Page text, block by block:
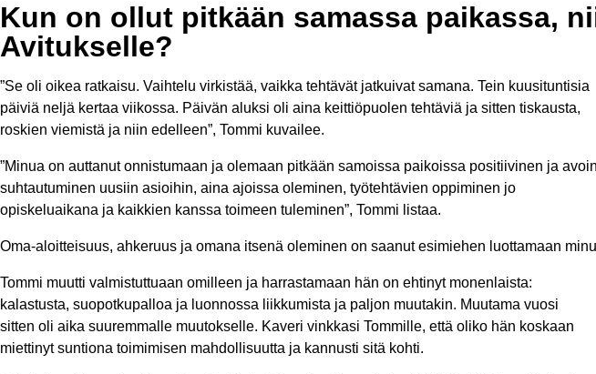
Kun on ollut pitkään samassa paikassa,
Avitukselle?
”Se oli oikea ratkaisu. Vaihtelu virkistää, vaikka tehtävät jatkuivat samana. Tein kuusituntisia
päiviä neljä kertaa viikossa. Päivän aluksi oli aina keittiöpuolen tehtäviä ja sitten tiskausta,
roskien viemistä ja niin edelleen”, Tommi kuvailee.
”Minua on auttanut onnistumaan ja olemaan pitkään samoissa paikoissa positiivinen ja avoin
suhtautuminen uusiin asioihin, aina ajoissa oleminen, työtehtävien oppiminen jo
opiskeluaikana ja kaikkien kanssa toimeen tuleminen”, Tommi listaa.
Oma-aloitteisuus, ahkeruus ja omana itsenä oleminen on saanut esimiehen luottamaan
Tommi muutti valmistuttuaan omilleen ja harrastamaan hän on ehtinyt monenlaista:
kalastusta, suopotkupalloa ja luonnossa liikkumista ja paljon muutakin. Muutama vuosi
sitten oli aika suuremmalle muutokselle. Kaveri vinkkasi Tommille, että oliko hän koskaan
miettinyt suntiona toimimisen mahdollisuutta ja kannusti sitä kohti.